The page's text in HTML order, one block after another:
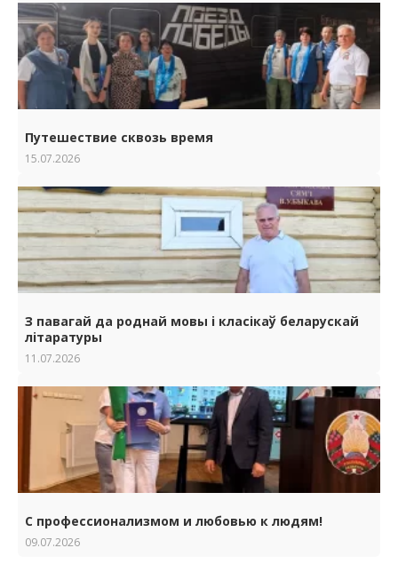
Путешествие сквозь время
15.07.2026
З павагай да роднай мовы i класiкаў беларускай
лiтаратуры
11.07.2026
С профессионализмом и любовью к людям!
09.07.2026